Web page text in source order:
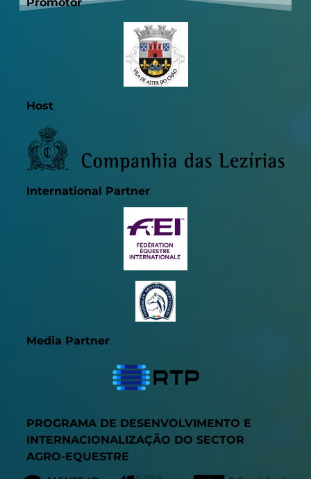
Host
International Partner
Media Partner
PROGRAMA DE DESENVOLVIMENTO E
INTERNACIONALIZAÇÃO DO SECTOR
AGRO-EQUESTRE